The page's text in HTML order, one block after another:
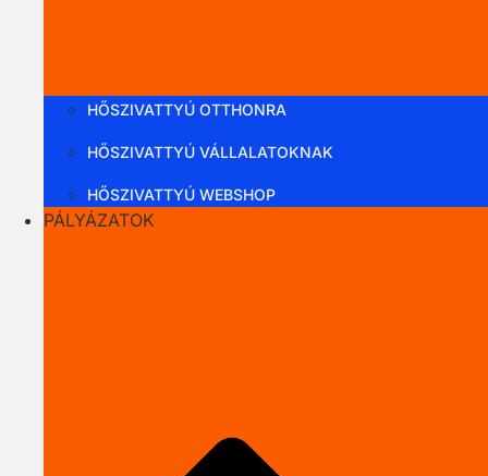
HŐSZIVATTYÚ OTTHONRA
HŐSZIVATTYÚ VÁLLALATOKNAK
HŐSZIVATTYÚ WEBSHOP
PÁLYÁZATOK